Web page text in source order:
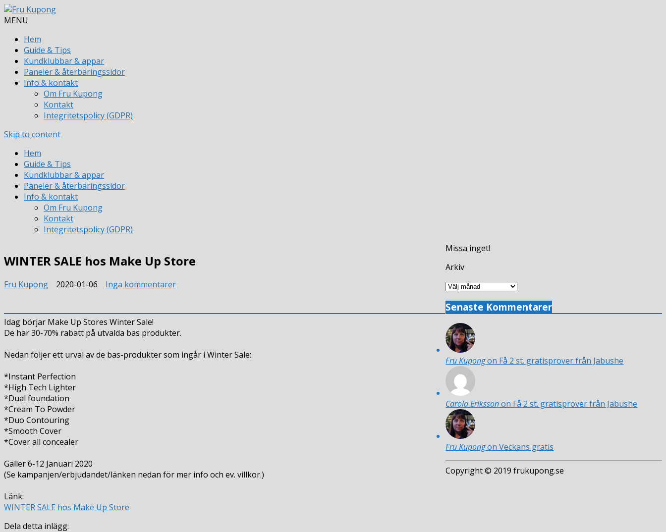
MENU
Hem
Guide & Tips
Kundklubbar & appar
Paneler & återbäringssidor
Info & kontakt
Om Fru Kupong
Kontakt
Integritetspolicy (GDPR)
Skip to content
Hem
Guide & Tips
Kundklubbar & appar
Paneler & återbäringssidor
Info & kontakt
Om Fru Kupong
Kontakt
Integritetspolicy (GDPR)
WINTER SALE hos Make Up Store
Fru Kupong 2020-01-06 Inga kommentarertill
hos
Up
Store
Idag börjar Make Up Stores Winter Sale!
De har 30-70% rabatt på utvalda bas produkter.
Nedan följer ett urval av de bas-produkter som ingår i Winter Sale:
*Instant Perfection
*High Tech Lighter
*Dual foundation
*Cream To Powder
*Duo Contouring
*Smooth Cover
*Cover all concealer
Gäller 6-12 Januari 2020
(Se kampanjen/erbjudandet/länken nedan för mer info och ev. villkor.)
Länk:
WINTER SALE hos Make Up Store
Dela detta inlägg:
Missa inget!
Arkiv
Arkiv
Senaste Kommentarer
Fru Kupongon Få 2 st. gratisprover från Jabushe
Carola Erikssonon Få 2 st. gratisprover från Jabushe
Fru Kupongon Veckans gratis
Copyright © 2019 frukupong.se